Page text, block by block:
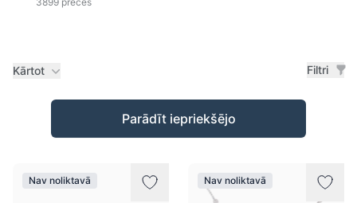
Kārtot Filtri
Preces
Parādīt iepriekšējo
Nav noliktavā Nav noliktavā